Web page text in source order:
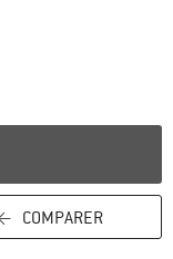
COMPARER